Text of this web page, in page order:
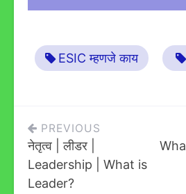
ESIC म्हणजे काय
Post
Navigation
PREVIOUS
नेतृत्व | लीडर |
Leadership | What is
Leader?